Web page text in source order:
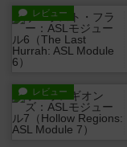
レビュー
レビュー